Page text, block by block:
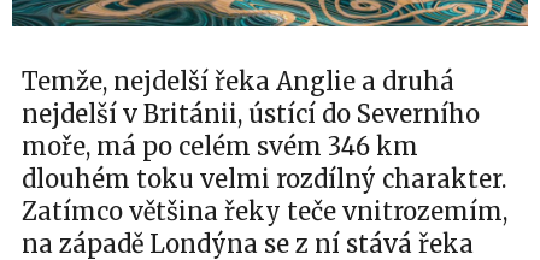
Temže, nejdelší řeka Anglie a druhá
nejdelší v Británii, ústící do Severního
moře, má po celém svém 346 km
dlouhém toku velmi rozdílný charakter.
Zatímco většina řeky teče vnitrozemím,
na západě Londýna se z ní stává řeka